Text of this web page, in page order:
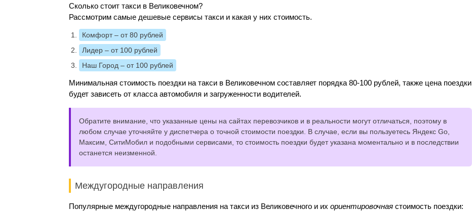
Сколько стоит такси в Великовечном?
Рассмотрим самые дешевые сервисы такси и какая у них стоимость.
Комфорт– от 80 рублей
Лидер – от 100 рублей
Наш Город – от 100 рублей
Минимальная стоимость поездки на такси в Великовечном составляет порядка 80-100 рублей, также цена поездки
будет зависеть от класса автомобиля и загруженности водителей.
Обратите внимание, что указанные цены на сайтах перевозчиков и в реальности могут отличаться, поэтому в
любом случае уточняйте у диспетчера о точной стоимости поездки. В случае, если вы пользуетесь Яндекс Go,
Максим, СитиМобил и подобными сервисами, то стоимость поездки будет указана моментально и в последствии
останется неизменной.
Междугородные направления
Популярные междугородные направления на такси из Великовечного и их ориентировочная стоимость поездки: